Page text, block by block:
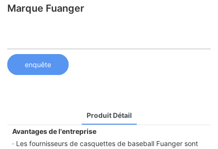
Marque Fuanger
enquête
Produit Détail
Avantages de l'entreprise
· Les fournisseurs de casquettes de baseball Fuanger sont